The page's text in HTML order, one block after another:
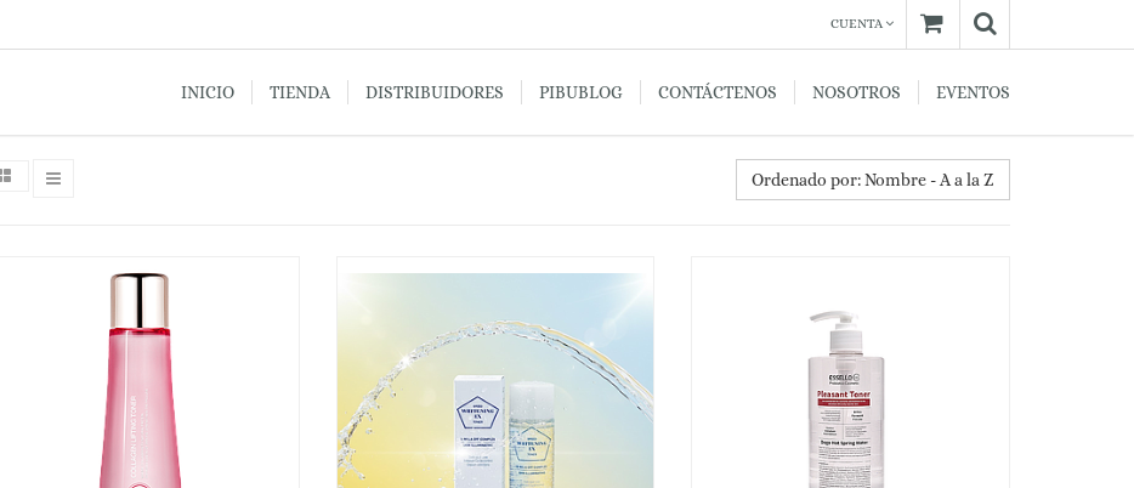
CUENTA
INICIO TIENDA DISTRIBUIDORES PIBUBLOG CONTÁCTENOS NOSOTROS EVENTOS
Ordenado por: Nombre - A a la Z